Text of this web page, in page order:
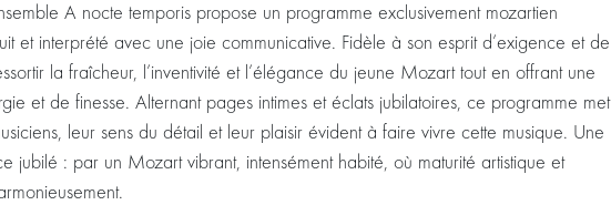
A nocte temporis propose un programme exclusivement mozartien
et interprété avec une joie communicative. Fidèle à son esprit d’exigence et de
la fraîcheur, l’inventivité et l’élégance du jeune Mozart tout en offrant une
et de finesse. Alternant pages intimes et éclats jubilatoires, ce programme met
leur sens du détail et leur plaisir évident à faire vivre cette musique. Une
jubilé : par un Mozart vibrant, intensément habité, où maturité artistique et